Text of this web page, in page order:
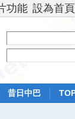
功能 設為首頁
昔日中巴